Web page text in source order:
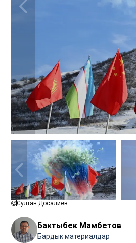
Султан Досалиев
Бактыбек Мамбетов
Бардык материалдар